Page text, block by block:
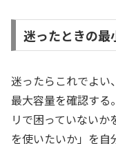
迷ったときの最
迷ったらこれでよい
最大容量を確認す
リで困っていない
を使いたいか」を自